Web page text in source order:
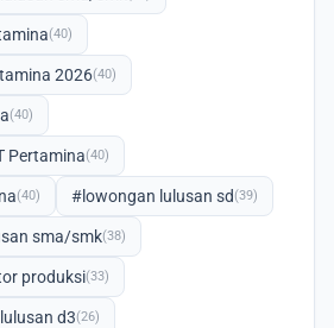
(40)
2026(40)
(40)
Pertamina(40)
(40) #lowongan lulusan sd(39)
sma/smk(38)
produksi(33)
d3(26)